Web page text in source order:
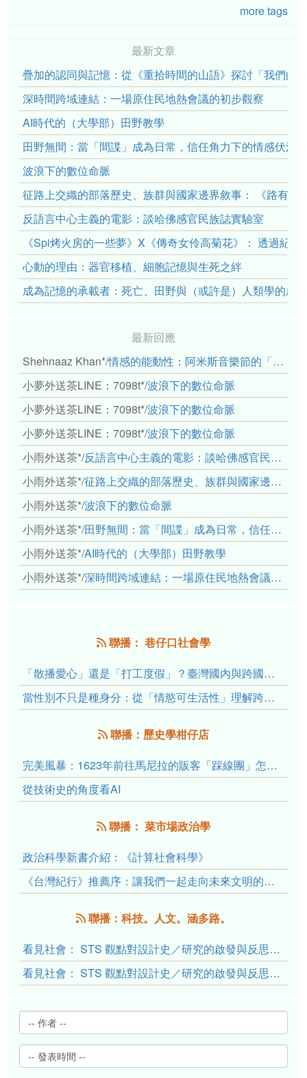
more tags
最新文章
疊加的認同與記憶：從《重拾時間的山語》探討「我們的
深時間跨域連結：一場原住民地熱會議的初步觀察
AI時代的（大學部）田野教學
田野無間：當「間諜」成為日常，信任角力下的情感伏流
波浪下的數位命脈
征路上交織的部落歷史、族群與國家邊界敘事： 《路有
反語言中心主義的電影：談哈佛感官民族誌實驗室
《Spi烤火房的一些夢》X《傳奇女伶高菊花》： 透過紀
心動的理由：器官移植、細胞記憶與生死之絆
成為記憶的承載者：死亡、田野與（或許是）人類學的成
最新回應
Shehnaaz Khan*/情感的能動性：阿米斯音樂節的「對話觀察」
小夢外送茶LINE：7098t*/波浪下的數位命脈
小夢外送茶LINE：7098t*/波浪下的數位命脈
小夢外送茶LINE：7098t*/波浪下的數位命脈
小雨外送茶*/反語言中心主義的電影：談哈佛感官民族誌實驗室
小雨外送茶*/征路上交織的部落歷史、族群與國家邊界敘事： 《路有多長》、《高砂的翅膀》、《檔案／李光輝》
小雨外送茶*/波浪下的數位命脈
小雨外送茶*/田野無間：當「間諜」成為日常，信任角力下的情感伏流
小雨外送茶*/AI時代的（大學部）田野教學
小雨外送茶*/深時間跨域連結：一場原住民地熱會議的初步觀察
聯播： 巷仔口社會學
「散播愛心」還是「打工度假」？臺灣國內與跨國捐卵的利他修辭、金錢動機與身體代價
當性別不只是種身分：從「情慾可生活性」理解跨性別者的身體、慾望與認同探索
聯播：歷史學柑仔店
完美風暴：1623年前往馬尼拉的販客「踩線團」怎麼會困死於澎湖?
從技術史的角度看AI
聯播： 菜市場政治學
政治科學新書介紹：《計算社會科學》
《台灣紀行》推薦序：讓我們一起走向未來文明的備忘錄
聯播：科技。人文。涵多路。
看見社會： STS 觀點對設計史／研究的啟發與反思（下）
看見社會： STS 觀點對設計史／研究的啟發與反思（上）